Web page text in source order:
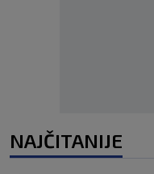
NAJČITANIJE